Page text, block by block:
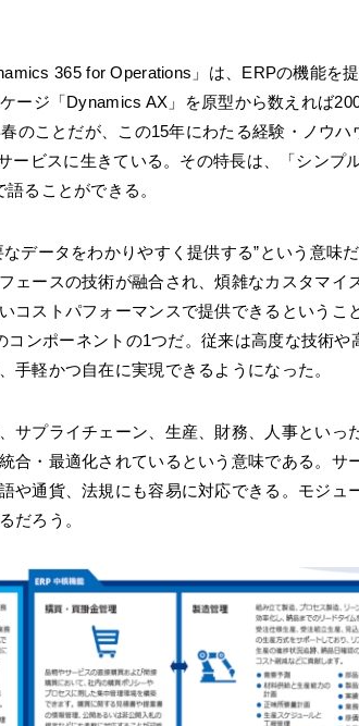
365 for Operations」は、ERPの機能を
ージ「Dynamics AX」を原型から数えれば
のことだが、この15年にわたる経験・ノウ
ービスに生きている。その特長は、「シンプ
ることができる。
データをわかりやすく提供する”という意味
ェースの技術が融合され、煩雑なカスタマイ
コストパフォーマンスで提供できるというこ
コンポーネントの1つだ。従来は高度な技術
手軽かつ自在に実現できるようになった。
サプライチェーン、生産、財務、人事といっ
合・最適化されているという意味である。サ
や通貨、法規にも容易に対応できる。モジュ
だろう。